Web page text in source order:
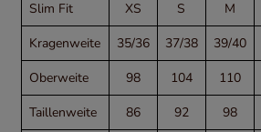
Slim Fit XS S M
Kragenweite
35/36 37/38 39/40
Oberweite
98 104 110
Taillenweite
86 92 98